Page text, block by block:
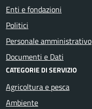
Enti e fondazioni
Politici
Personale amministrativo
Documenti e Dati
CATEGORIE DI SERVIZIO
Agricoltura e pesca
Ambiente